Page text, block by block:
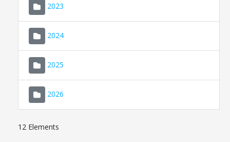
2023
2024
2025
2026
12 Elements